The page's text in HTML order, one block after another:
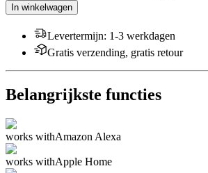
In winkelwagen
Levertermijn: 1-3 werkdagen
Gratis verzending, gratis retour
Belangrijkste functies
works withAmazon Alexa
works withApple Home